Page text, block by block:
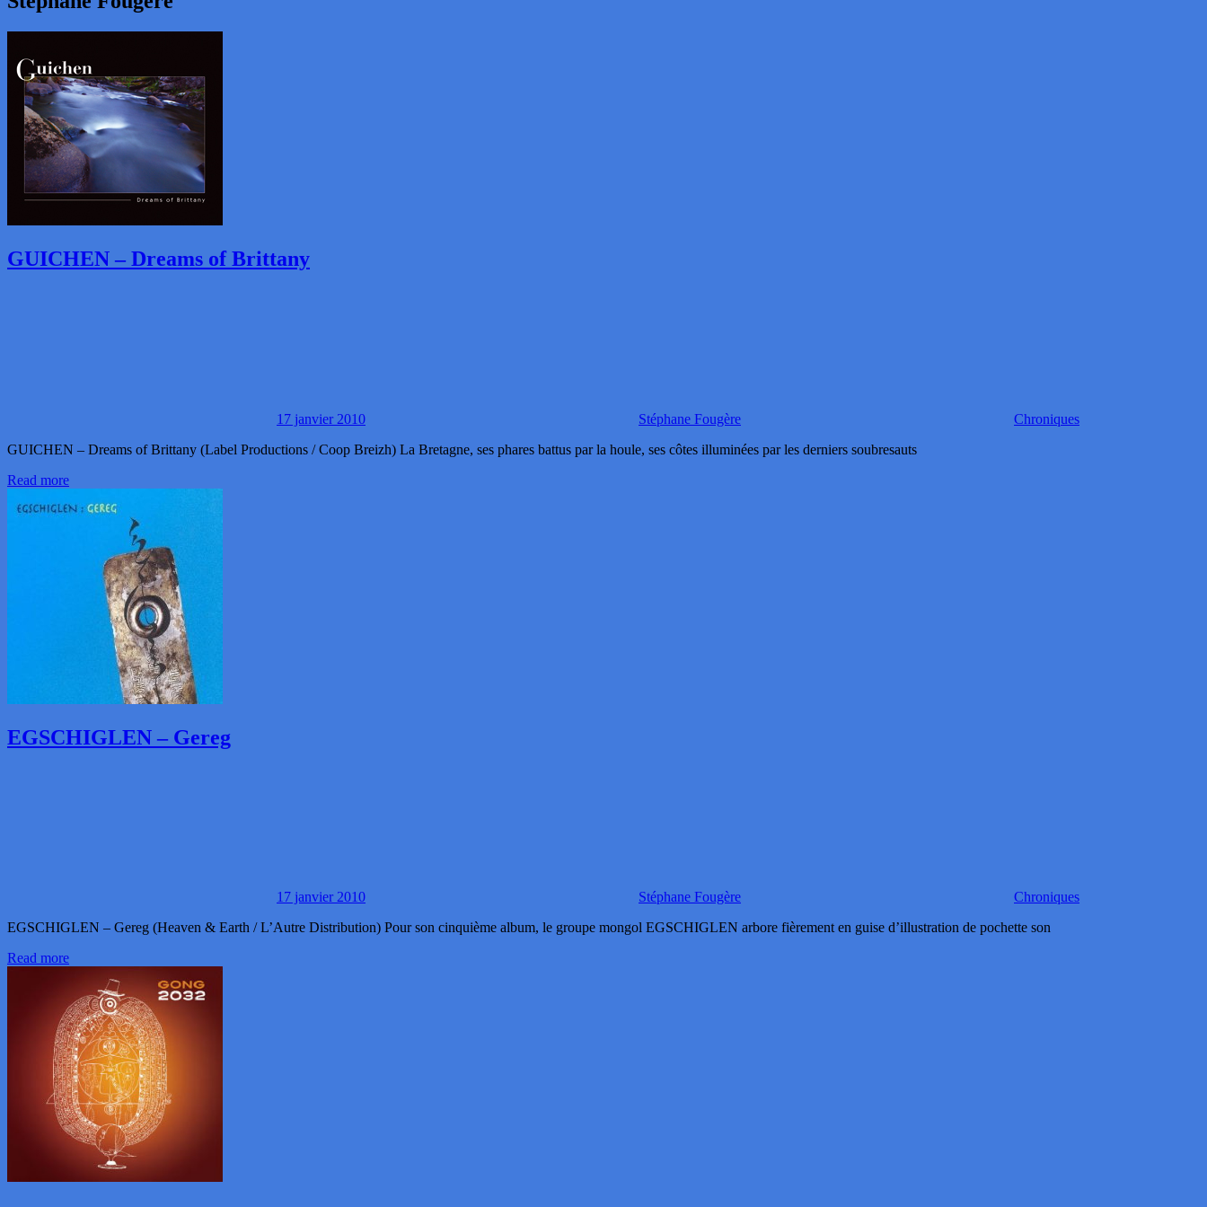
GUICHEN – Dreams of Brittany
17 janvier 2010 Stéphane Fougère
Chroniques
GUICHEN – Dreams of Brittany (Label Productions / Coop Breizh) La Bretagne, ses phares battus par la houle, ses côtes illuminées par les derniers soubresauts
Read more
EGSCHIGLEN – Gereg
17 janvier 2010 Stéphane Fougère
Chroniques
EGSCHIGLEN – Gereg (Heaven & Earth / L’Autre Distribution) Pour son cinquième album, le groupe mongol EGSCHIGLEN arbore fièrement en guise d’illustration de pochette son
Read more